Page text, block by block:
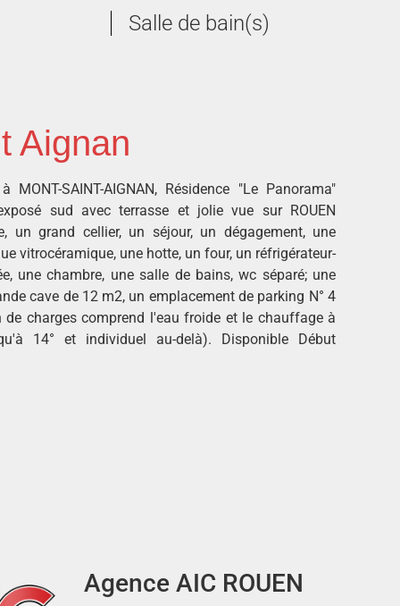
Salle de bain(s)
Aignan
MONT-SAINT-AIGNAN, Résidence "Le Panorama"
sud avec terrasse et jolie vue sur ROUEN
un grand cellier, un séjour, un dégagement, une
vitrocéramique, une hotte, un four, un réfrigérateur-
une chambre, une salle de bains, wc séparé; une
cave de 12 m2, un emplacement de parking N° 4
charges comprend l'eau froide et le chauffage à
14° et individuel au-delà). Disponible Début
Agence AIC ROUEN